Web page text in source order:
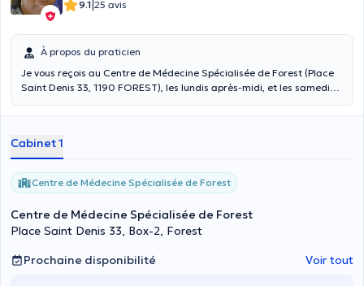
9.1|25 avis
À propos du praticien
Je vous reçois au Centre de Médecine Spécialisée de Forest (Place
Saint Denis 33, 1190 FOREST), les lundis après-midi, et les samedis
suis parfaitement bilingue (Français et Néerlandais). J' ai une vaste
estomac et des intestins, cardiovasculaires, pulmonaires,
articulaires, hématologiques, infectieuses et auto-immunes). La
prise en charge du diabète, de la thyroïde, de l' hypertension, de l'
obésité, de la fatigue chronique et autres pathologies difficiles à
grand hôpital à quelques kilomètres de Bruxelles. Je travaille en
étroite collaboration avec tous les autres spécialistes. " Etre à l'
Cabinet 1
Centre de Médecine Spécialisée de Forest
Centre de Médecine Spécialisée de Forest
Place Saint Denis 33, Box-2, Forest
Prochaine disponibilité
Voir tout